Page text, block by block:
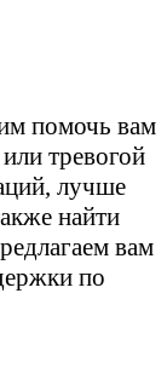
помочь вам
тревогой
лучше
найти
вам
по